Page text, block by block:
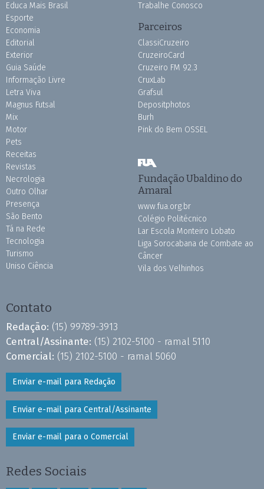
Educa Mais Brasil
Esporte
Economia
Editorial
Exterior
Guia Saúde
Informação Livre
Letra Viva
Magnus Futsal
Mix
Motor
Pets
Receitas
Revistas
Necrologia
Outro Olhar
Presença
São Bento
Tá na Rede
Tecnologia
Turismo
Uniso Ciência
Trabalhe Conosco
Parceiros
ClassiCruzeiro
CruzeiroCard
Cruzeiro FM 92.3
CruxLab
Grafsul
Depositphotos
Burh
Pink do Bem OSSEL
Fundação Ubaldino do
Amaral
www.fua.org.br
Colégio Politécnico
Lar Escola Monteiro Lobato
Liga Sorocabana de Combate ao
Câncer
Vila dos Velhinhos
Contato
Redação: (15) 99789-3913
Central/Assinante: (15) 2102-5100 - ramal 5110
Comercial: (15) 2102-5100 - ramal 5060
Enviar e-mail para Redação
Enviar e-mail para Central/Assinante
Enviar e-mail para o Comercial
Redes Sociais